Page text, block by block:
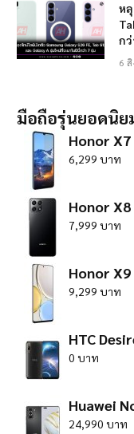
หลุ
กว่
6
มือถือรุ่นยอดนิย
Honor X7
6,299 บาท
Honor X8
7,999 บาท
Honor X9
9,299 บาท
HTC
0 บาท
Huawei
24,990 บาท